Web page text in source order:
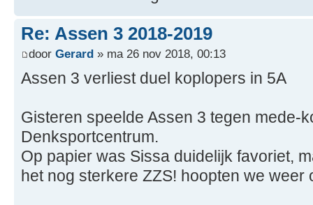
Re: Assen 3 2018-2019
door Gerard » ma 26 nov 2018, 00:13
Assen 3 verliest duel koplopers in 5A
Gisteren speelde Assen 3 tegen mede-
Denksportcentrum.
Op papier was Sissa duidelijk favoriet,
het nog sterkere ZZS! hoopten we weer